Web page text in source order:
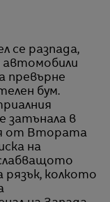
автомобили
превърне
бум.
затънала в
от Втората
на
колкото